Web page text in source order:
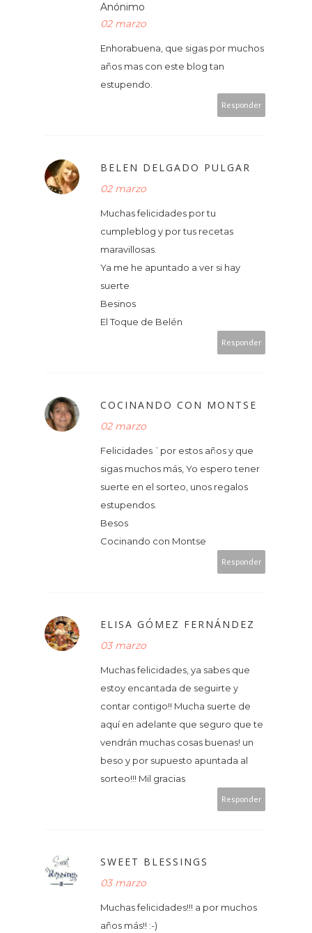
Anónimo
02 marzo
Enhorabuena, que sigas por muchos
años mas con este blog tan
estupendo.
Responder
BELEN DELGADO PULGAR
02 marzo
Muchas felicidades por tu
cumpleblog y por tus recetas
maravillosas.
Ya me he apuntado a ver si hay
suerte
Besinos
El Toque de Belén
Responder
COCINANDO CON MONTSE
02 marzo
Felicidades `por estos años y que
sigas muchos más, Yo espero tener
suerte en el sorteo, unos regalos
estupendos.
Besos
Cocinando con Montse
Responder
ELISA GÓMEZ FERNÁNDEZ
03 marzo
Muchas felicidades, ya sabes que
estoy encantada de seguirte y
contar contigo!! Mucha suerte de
aquí en adelante que seguro que te
vendrán muchas cosas buenas! un
beso y por supuesto apuntada al
sorteo!!! Mil gracias
Responder
SWEET BLESSINGS
03 marzo
Muchas felicidades!!! a por muchos
años más!! :-)